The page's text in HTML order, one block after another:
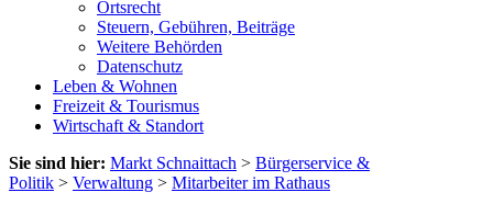
Ortsrecht
Steuern, Gebühren, Beiträge
Weitere Behörden
Datenschutz
Leben & Wohnen
Freizeit & Tourismus
Wirtschaft & Standort
Sie sind hier: Markt Schnaittach > Bürgerservice &
Politik > Verwaltung > Mitarbeiter im Rathaus